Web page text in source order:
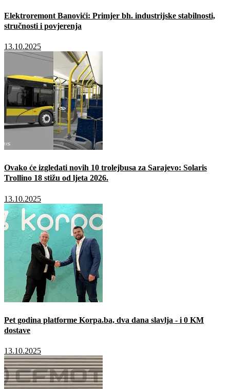
Elektroremont Banovići: Primjer bh. industrijske stabilnosti,
stručnosti i povjerenja
13.10.2025
Ovako će izgledati novih 10 trolejbusa za Sarajevo: Solaris
Trollino 18 stižu od ljeta 2026.
13.10.2025
Pet godina platforme Korpa.ba, dva dana slavlja - i 0 KM
dostave
13.10.2025